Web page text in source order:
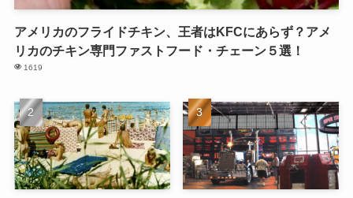
アメリカのフライドチキン、王者はKFCにあらず？アメ
リカのチキン専門ファストフード・チェーン５選！
1619